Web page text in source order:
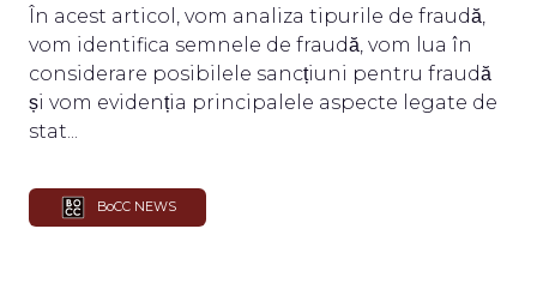
În acest articol, vom analiza tipurile de fraudă,
vom identifica semnele de fraudă, vom lua în
considerare posibilele sancțiuni pentru fraudă
și vom evidenția principalele aspecte legate de
stat...
BoCC NEWS